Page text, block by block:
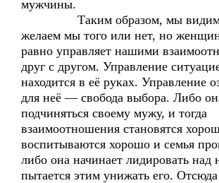
мужчины.
Таким образом, мы видим,
желаем мы того или нет, но
равно управляет нашими
друг с другом. Управление
находится в её руках. Управление
для неё — свобода выбора. Либо
подчиняться своему мужу, и тогда
взаимоотношения становятся
воспитываются хорошо и семья
либо она начинает лидировать над
пытается этим унижать его. Отсюда